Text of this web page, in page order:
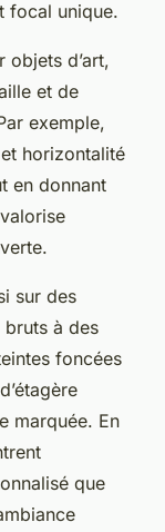
focal unique.
objets d’art,
et de
exemple,
horizontalité
en donnant
sur des
à des
foncées
marquée. En
que